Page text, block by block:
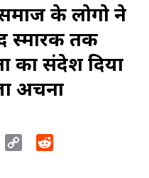
के लोगो ने
स्मारक तक
का संदेश दिया
अर्चना
Copy